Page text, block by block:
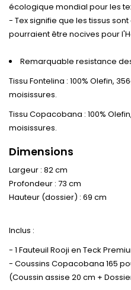
écologique mondial pour les
- Tex signifie que les tissus
pourraient être nocives pour
Remarquable resistance
Tissu Fontelina : 100% Olefin,
moisissures.
Tissu Copacobana : 100%
moisissures.
Dimensions
Largeur : 82 cm
Profondeur : 73 cm
Hauteur (dossier) : 69 cm
Inclus :
- 1 Fauteuil Rooji en Teck
- Coussins Copacobana 165
(Coussin assise 20 cm +